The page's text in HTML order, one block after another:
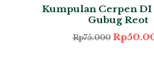
Kumpulan Cerpen DI
Gubug Reot
Rp75.000 Rp